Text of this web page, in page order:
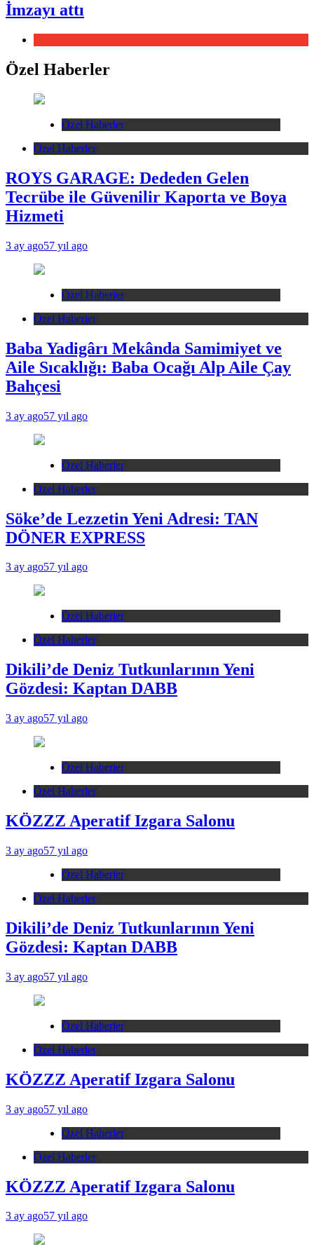
İmzayı attı
Özel Haberler
Özel Haberler
Özel Haberler
ROYS GARAGE: Dededen Gelen
Tecrübe ile Güvenilir Kaporta ve Boya
Hizmeti
3 ay ago57 yıl ago
Özel Haberler
Özel Haberler
Baba Yadigârı Mekânda Samimiyet ve
Aile Sıcaklığı: Baba Ocağı Alp Aile Çay
Bahçesi
3 ay ago57 yıl ago
Özel Haberler
Özel Haberler
Söke’de Lezzetin Yeni Adresi: TAN
DÖNER EXPRESS
3 ay ago57 yıl ago
Özel Haberler
Özel Haberler
Dikili’de Deniz Tutkunlarının Yeni
Gözdesi: Kaptan DABB
3 ay ago57 yıl ago
Özel Haberler
Özel Haberler
KÖZZZ Aperatif Izgara Salonu
3 ay ago57 yıl ago
Özel Haberler
Özel Haberler
Dikili’de Deniz Tutkunlarının Yeni
Gözdesi: Kaptan DABB
3 ay ago57 yıl ago
Özel Haberler
Özel Haberler
KÖZZZ Aperatif Izgara Salonu
3 ay ago57 yıl ago
Özel Haberler
Özel Haberler
KÖZZZ Aperatif Izgara Salonu
3 ay ago57 yıl ago